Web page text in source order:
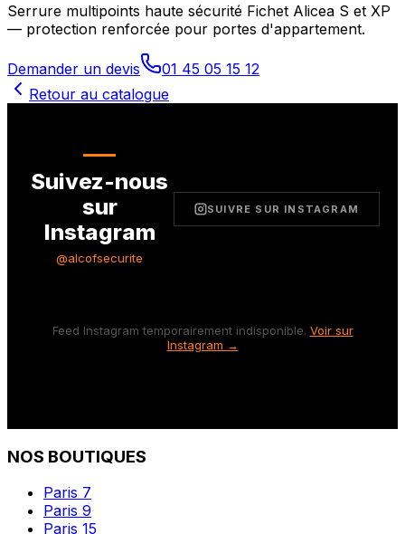
Serrure multipoints haute sécurité Fichet Alicea S et XP
— protection renforcée pour portes d'appartement.
Demander un devis
01 45 05 15 12
Retour au catalogue
Suivez-nous
sur
Instagram
@alcofsecurite
SUIVRE SUR INSTAGRAM
Feed Instagram temporairement indisponible. Voir sur
Instagram →
NOS BOUTIQUES
Paris 7
Paris 9
Paris 15